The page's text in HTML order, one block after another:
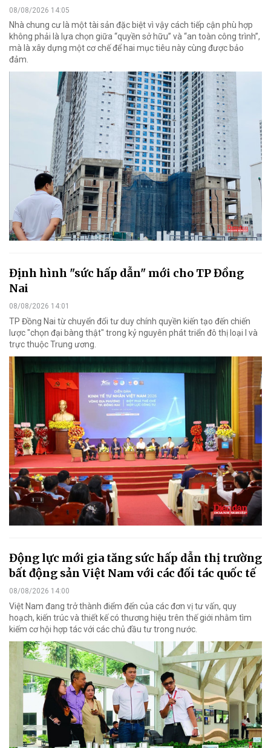
08/08/2026 14:05
Nhà chung cư là một tài sản đặc biệt vì vậy cách tiếp cận phù hợp
không phải là lựa chọn giữa “quyền sở hữu” và “an toàn công trình”,
mà là xây dựng một cơ chế để hai mục tiêu này cùng được bảo
đảm.
Định hình "sức hấp dẫn" mới cho TP Đồng
Nai
08/08/2026 14:01
TP Đồng Nai từ chuyển đổi tư duy chính quyền kiến tạo đến chiến
lược "chọn đại bàng thật" trong kỷ nguyên phát triển đô thị loại I và
trực thuộc Trung ương.
Động lực mới gia tăng sức hấp dẫn thị trường
bất động sản Việt Nam với các đối tác quốc tế
08/08/2026 14:00
Việt Nam đang trở thành điểm đến của các đơn vị tư vấn, quy
hoạch, kiến trúc và thiết kế có thương hiệu trên thế giới nhằm tìm
kiếm cơ hội hợp tác với các chủ đầu tư trong nước.